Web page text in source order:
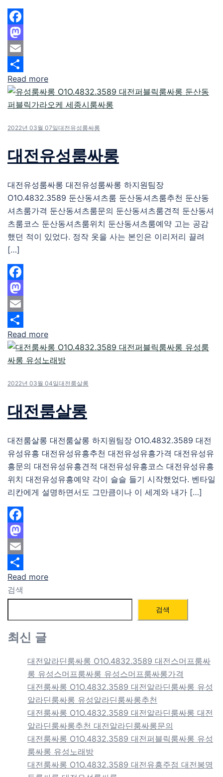
Facebook
Mastodon
Email
Share
Read more
2022년 03월 07일대전유성룸싸롱
대전유성룸싸롱
대전유성룸싸롱 대전유성룸싸롱 하지원팀장
O1O.4832.3589 둔산동셔츠룸 둔산동셔츠룸추천 둔산동
셔츠룸가격 둔산동셔츠룸문의 둔산동셔츠룸견적 둔산동셔
츠룸코스 둔산동셔츠룸위치 둔산동셔츠룸예약 고는 공감
했던 적이 있었다. 정작 옷을 사는 본인은 이리저리 끌려
[…]
Facebook
Mastodon
Email
Share
Read more
2022년 03월 04일대전룸살롱
대전룸살롱
대전룸살롱 대전룸살롱 하지원팀장 O1O.4832.3589 대전
유성유흥 대전유성유흥추천 대전유성유흥가격 대전유성유
흥문의 대전유성유흥견적 대전유성유흥코스 대전유성유흥
위치 대전유성유흥예약 각이 슬슬 들기 시작했었다. 벤타일
리칸에게 설명하면서도 그만큼이나 이 세계와 내가 […]
Facebook
Mastodon
Email
Share
Read more
검색
검색
최신 글
대전알라딘룸싸롱 O1O.4832.3589 대전스머프룸싸
롱 유성스머프룸싸롱 유성스머프룸싸롱가격
대전룸싸롱 O1O.4832.3589 대전알라딘룸싸롱 유성
알라딘룸싸롱 유성알라딘룸싸롱추천
대전룸싸롱 O1O.4832.3589 대전알라딘룸싸롱 대전
알라딘룸싸롱추천 대전알라딘룸싸롱문의
대전룸싸롱 O1O.4832.3589 대전퍼블릭룸싸롱 유성
룸싸롱 유성노래방
대전룸싸롱 O1O.4832.3589 대전유흥주점 대전봉명